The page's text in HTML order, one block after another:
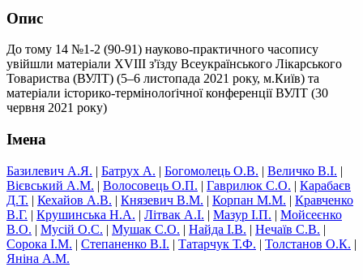
Опис
До тому 14 №1-2 (90-91) науково-практичного часопису
увійшли матеріали XVIII з'їзду Всеукраїнського Лікарського
Товариства (ВУЛТ) (5–6 листопада 2021 року, м.Київ) та
матеріали історико-термінолоґічної конференції ВУЛТ (30
червня 2021 року)
Імена
Базилевич А.Я. | Батрух А. | Богомолець О.В. | Величко В.І. |
Вієвський А.М. | Волосовець О.П. | Гаврилюк С.О. | Карабаєв
Д.Т. | Кехайов А.В. | Князевич В.М. | Корпан М.М. | Кравченко
В.Г. | Крушинська Н.А. | Літвак А.І. | Мазур І.П. | Мойсеєнко
В.О. | Мусій О.С. | Мушак С.О. | Найда І.В. | Нечаїв С.В. |
Сорока І.М. | Степаненко В.І. | Татарчук Т.Ф. | Толстанов О.К. |
Яніна А.М.